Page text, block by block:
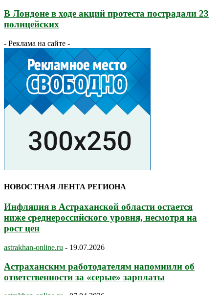
В Лондоне в ходе акций протеста пострадали 23
полицейских
- Реклама на сайте -
НОВОСТНАЯ ЛЕНТА РЕГИОНА
Инфляция в Астраханской области остается
ниже среднероссийского уровня, несмотря на
рост цен
astrakhan-online.ru - 19.07.2026
Астраханским работодателям напомнили об
ответственности за «серые» зарплаты